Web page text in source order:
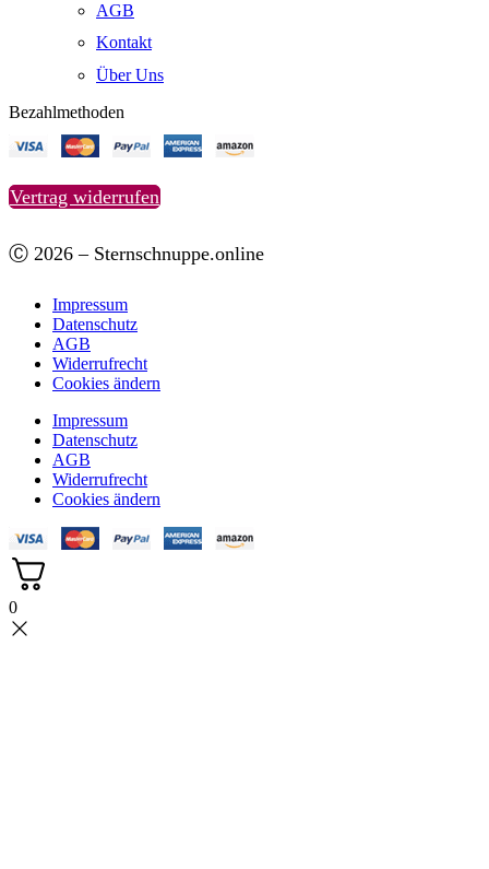
AGB
Kontakt
Über Uns
Bezahlmethoden
Vertrag widerrufen
Ⓒ 2026 – Sternschnuppe.online
Impressum
Datenschutz
AGB
Widerrufrecht
Cookies ändern
Impressum
Datenschutz
AGB
Widerrufrecht
Cookies ändern
0